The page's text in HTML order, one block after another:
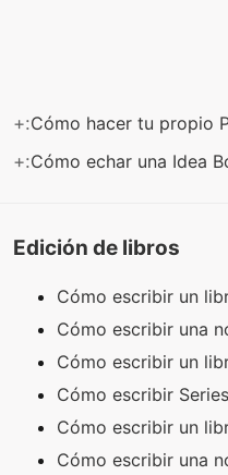
+:Cómo hacer tu propio
+:Cómo echar una Idea
Edición de libros
Cómo escribir un
Cómo escribir una
Cómo escribir un
Cómo escribir
Cómo escribir un
Cómo escribir una